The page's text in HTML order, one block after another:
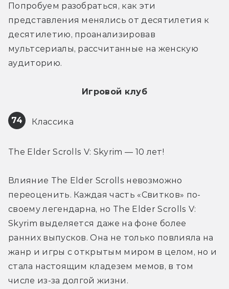
Попробуем разобраться, как эти
представления менялись от десятилетия к
десятилетию, проанализировав
мультсериалы, рассчитанные на женскую
аудиторию.
Игровой клуб
74 Классика
The Elder Scrolls V: Skyrim — 10 лет!
Влияние The Elder Scrolls невозможно
переоценить. Каждая часть «Свитков» по-
своему легендарна, но The Elder Scrolls V:
Skyrim выделяется даже на фоне более
ранних выпусков. Она не только повлияла на
жанр и игры с открытым миром в целом, но и
стала настоящим кладезем мемов, в том
числе из-за долгой жизни.